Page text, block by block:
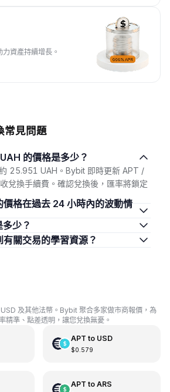
資產持續增長。
常見問題
UAH 的價格是多少？
25.951 UAH。Bybit 即時更新 APT /
兌換手續費。確認兌換後，匯率將鎖定
多少？
有關交易的學習資源？
及其他法幣。Bybit 聚合多家做市商報價，為
精準、點差透明，讓您兌換無憂。
APT to USD
$0.579
APT to ARS